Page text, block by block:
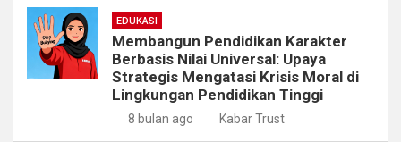
EDUKASI
Membangun Pendidikan Karakter
Berbasis Nilai Universal: Upaya
Strategis Mengatasi Krisis Moral di
Lingkungan Pendidikan Tinggi
8 bulan ago Kabar Trust